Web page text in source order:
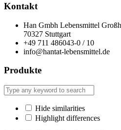
Kontakt
Han Gmbh Lebensmittel
70327 Stuttgart
+49 711 486043-0 / 10
info@hantat-lebensmittel.de
Produkte
Hide similarities
Highlight differences